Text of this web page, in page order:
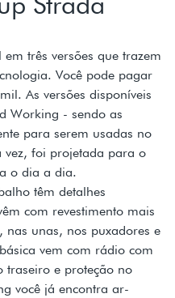
três versões que trazem
Você pode pagar
As versões disponíveis
Working - sendo as
para serem usadas no
vez, foi projetada para o
o dia a dia.
têm detalhes
com revestimento mais
nas unas, nos puxadores e
vem com rádio com
traseiro e proteção no
você já encontra ar-